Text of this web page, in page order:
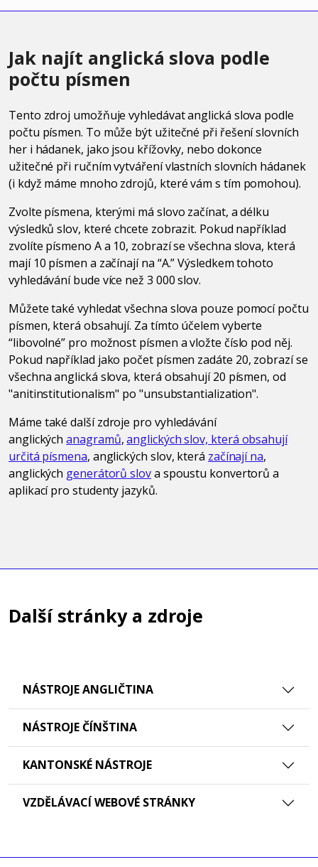
Jak najít anglická slova podle
počtu písmen
Tento zdroj umožňuje vyhledávat anglická slova podle
počtu písmen. To může být užitečné při řešení slovních
her i hádanek, jako jsou křížovky, nebo dokonce
užitečné při ručním vytváření vlastních slovních hádanek
(i když máme mnoho zdrojů, které vám s tím pomohou).
Zvolte písmena, kterými má slovo začínat, a délku
výsledků slov, které chcete zobrazit. Pokud například
zvolíte písmeno A a 10, zobrazí se všechna slova, která
mají 10 písmen a začínají na “A.” Výsledkem tohoto
vyhledávání bude více než 3 000 slov.
Můžete také vyhledat všechna slova pouze pomocí počtu
písmen, která obsahují. Za tímto účelem vyberte
“libovolné” pro možnost písmen a vložte číslo pod něj.
Pokud například jako počet písmen zadáte 20, zobrazí se
všechna anglická slova, která obsahují 20 písmen, od
"anitinstitutionalism" po "unsubstantialization".
Máme také další zdroje pro vyhledávání
anglickýchanagramů,anglických slov, která obsahují
určitá písmena, anglických slov, která začínají na,
anglických generátorů slova spoustu konvertorů a
aplikací pro studenty jazyků.
Další stránky a zdroje
NÁSTROJE ANGLIČTINA
NÁSTROJE ČÍNŠTINA
KANTONSKÉ NÁSTROJE
VZDĚLÁVACÍ WEBOVÉ STRÁNKY